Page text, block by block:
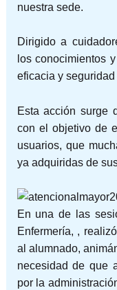
nuestra sede.
Dirigido a
los conocimientos
eficacia y seguridad
Esta acción surge
con el objetivo de
usuarios, que
ya adquiridas de
En una de las
Enfermería, ,
al alumnado,
necesidad de que
por la